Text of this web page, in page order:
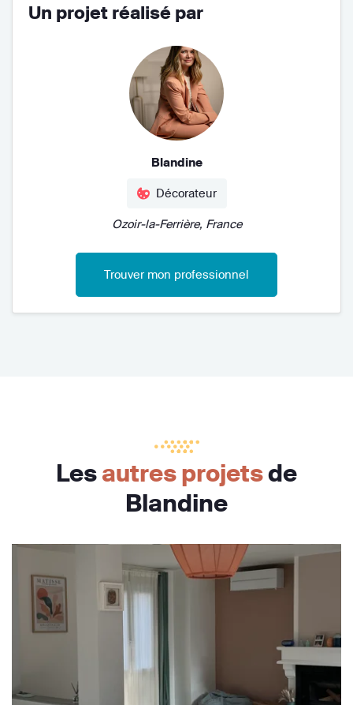
Un projet réalisé par
Blandine
Décorateur
Ozoir-la-Ferrière, France
Trouver mon professionnel
Lesautres projetsde
Blandine